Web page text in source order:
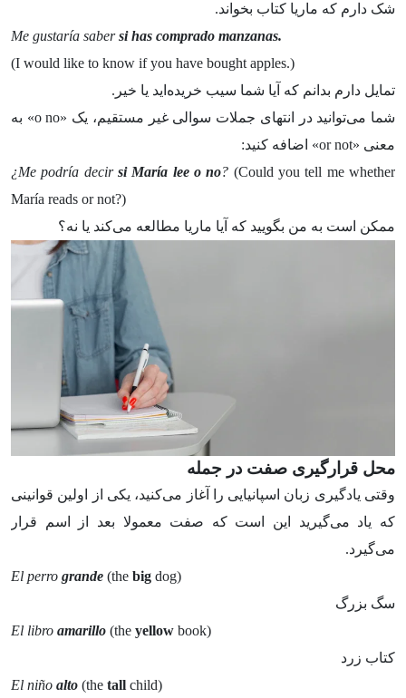
شک دارم که ماریا کتاب بخواند.
Me gustaría sabersi has comprado manzanas.
(I would like to know if you have bought apples.)
تمایل دارم بدانم که آیا شما سیب خریده‌اید یا خیر.
شما می‌توانید در انتهای جملات سوالی غیر مستقیم، یک «o no» به
معنی «or not» اضافه کنید:
¿Me podría decir si María lee o no? (Could you tell me whether
María reads or not?)
ممکن است به من بگویید که آیا ماریا مطالعه می‌کند یا نه؟
محل قرارگیری صفت در جمله‌
وقتی یادگیری زبان اسپانیایی را آغاز می‌کنید، یکی از اولین قوانینی
که یاد می‌گیرید این است که صفت معمولا بعد از اسم قرار
می‌گیرد.
El perro grande (the big dog)
سگ بزرگ
El libro amarillo (the yellow book)
کتاب زرد
El niño alto (the tall child)